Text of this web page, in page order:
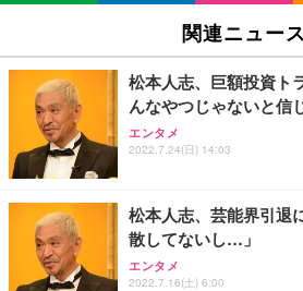
関連ニュース
松本人志、巨額投資ト
んなやつじゃないと信
エンタメ
2022.7.24(日) 14:03
松本人志、芸能界引退
散してないし…」
エンタメ
2022.7.16(土) 6:00